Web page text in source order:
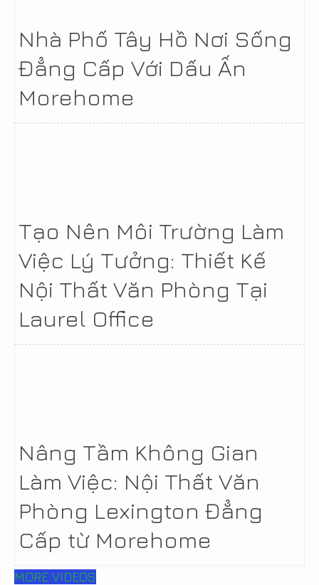
Nhà Phố Tây Hồ Nơi Sống
Đẳng Cấp Với Dấu Ấn
Morehome
Tạo Nên Môi Trường Làm
Việc Lý Tưởng: Thiết Kế
Nội Thất Văn Phòng Tại
Laurel Office
Nâng Tầm Không Gian
Làm Việc: Nội Thất Văn
Phòng Lexington Đẳng
Cấp từ Morehome
MORE VIDEOS